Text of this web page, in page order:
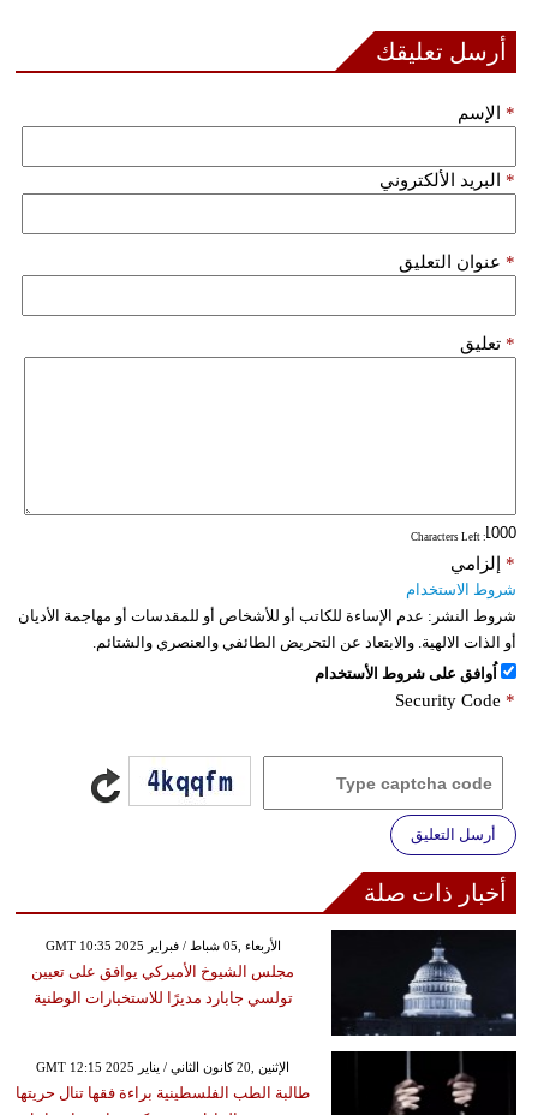
أرسل تعليقك
الإسم *
البريد الألكتروني *
عنوان التعليق *
تعليق *
: Characters Left
إلزامي *
شروط الاستخدام
شروط النشر: عدم الإساءة للكاتب أو للأشخاص أو للمقدسات أو مهاجمة الأديان
أو الذات الالهية. والابتعاد عن التحريض الطائفي والعنصري والشتائم.
اُوافق على شروط الأستخدام
Security Code *
أرسل التعليق
أخبار ذات صلة
GMT 10:35 2025 الأربعاء ,05 شباط / فبراير
مجلس الشيوخ الأميركي يوافق على تعيين
تولسي جابارد مديرًا للاستخبارات الوطنية
GMT 12:15 2025 الإثنين ,20 كانون الثاني / يناير
طالبة الطب الفلسطينية براءة فقها تنال حريتها